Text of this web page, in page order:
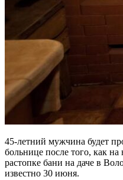
45-летний мужчина будет
больнице после того, как на
растопке бани на даче в
известно 30 июня.